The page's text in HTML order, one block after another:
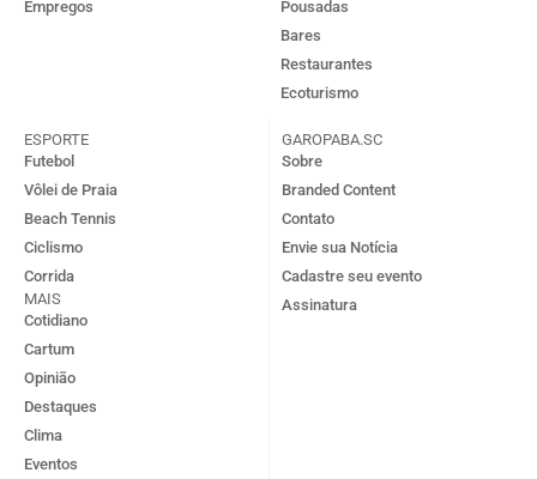
Empregos
Pousadas
Bares
Restaurantes
Ecoturismo
ESPORTE
Futebol
Vôlei de Praia
Beach Tennis
Ciclismo
Corrida
MAIS
Cotidiano
Cartum
Opinião
Destaques
Clima
Eventos
GAROPABA.SC
Sobre
Branded Content
Contato
Envie sua Notícia
Cadastre seu evento
Assinatura